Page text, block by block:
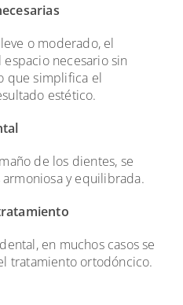
o moderado, el
necesario sin
que simplifica el
estético.
de los dientes, se
y equilibrada.
en muchos casos se
tratamiento ortodóncico.